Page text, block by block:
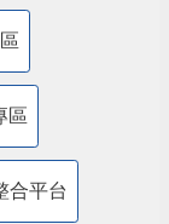
區
合平台